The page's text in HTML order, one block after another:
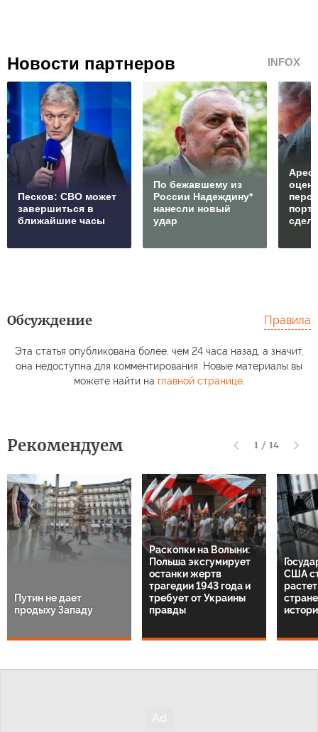
Новости партнеров INFOX
Песков: СВО может
завершиться в
ближайшие часы
По бежавшему из
России Надеждину*
нанесли новый
удар
Обсуждение Правила
Эта статья опубликована более, чем 24 часа назад, а значит,
она недоступна для комментирования. Новые материалы вы
можете найти на главной странице.
Рекомендуем 1 / 14
Путин не дает
продыху Западу
Раскопки на Волыни:
Польша эксгумирует
останки жертв
трагедии 1943 года и
требует от Украины
правды
США